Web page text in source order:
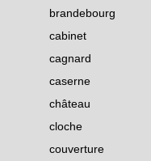
brandebourg
cabinet
cagnard
caserne
château
cloche
couverture